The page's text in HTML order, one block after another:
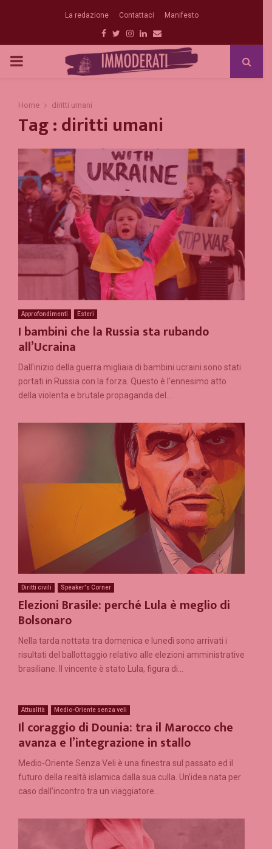
La redazione Contattaci Manifesto
Facebook
Twitter
Instagram
Linkedin
Email
PRIMARY
Home diritti umani
Tag : diritti umani
Approfondimenti Esteri
I bambini che la Russia sta rubando
all’Ucraina
Dall'inizio della guerra migliaia di bambini ucraini sono stati
portati in Russia con la forza. Questo è l'ennesimo atto
della violenta e brutale propaganda del...
Diritti civili Speaker's Corner
Elezioni Brasile: perché Lula è meglio di
Bolsonaro
Nella tarda nottata tra domenica e lunedì sono arrivati i
risultati del ballottaggio relativo alle elezioni amministrative
brasiliane. Il vincente è stato Lula, figura di...
Attualità Medio-Oriente senza veli
Il coraggio di Dounia: tra il Marocco che
avanza e l’integrazione in stallo
Medio-Oriente Senza Veli è una finestra sul passato ed il
futuro della realtà islamica dalla sua culla. Un’idea nata per
caso dall’incontro tra un viaggiatore...